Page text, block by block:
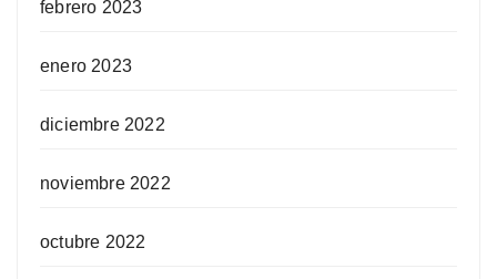
febrero 2023
enero 2023
diciembre 2022
noviembre 2022
octubre 2022